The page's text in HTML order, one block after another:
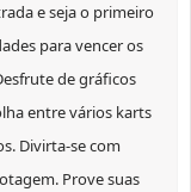
e seja o primeiro
para vencer os
de gráficos
entre vários karts
Divirta-se com
Prove suas